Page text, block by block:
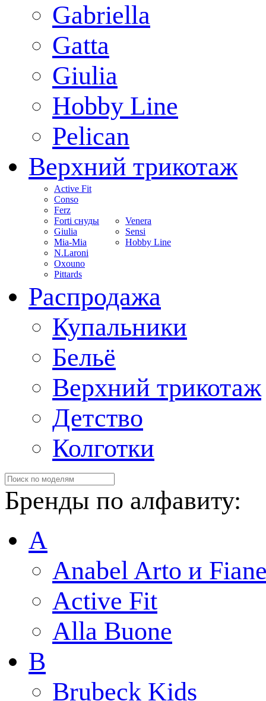
Gabriella
Gatta
Giulia
Hobby Line
Pelican
Верхний трикотаж
Active Fit
Conso
Ferz
Forti снуды
Giulia
Mia-Mia
N.Laroni
Oxouno
Pittards
Venera
Sensi
Hobby Line
Распродажа
Купальники
Бельё
Верхний трикотаж
Детство
Колготки
Бренды по алфавиту:
A
Anabel Arto и
Active Fit
Alla Buone
B
Brubeck Kids